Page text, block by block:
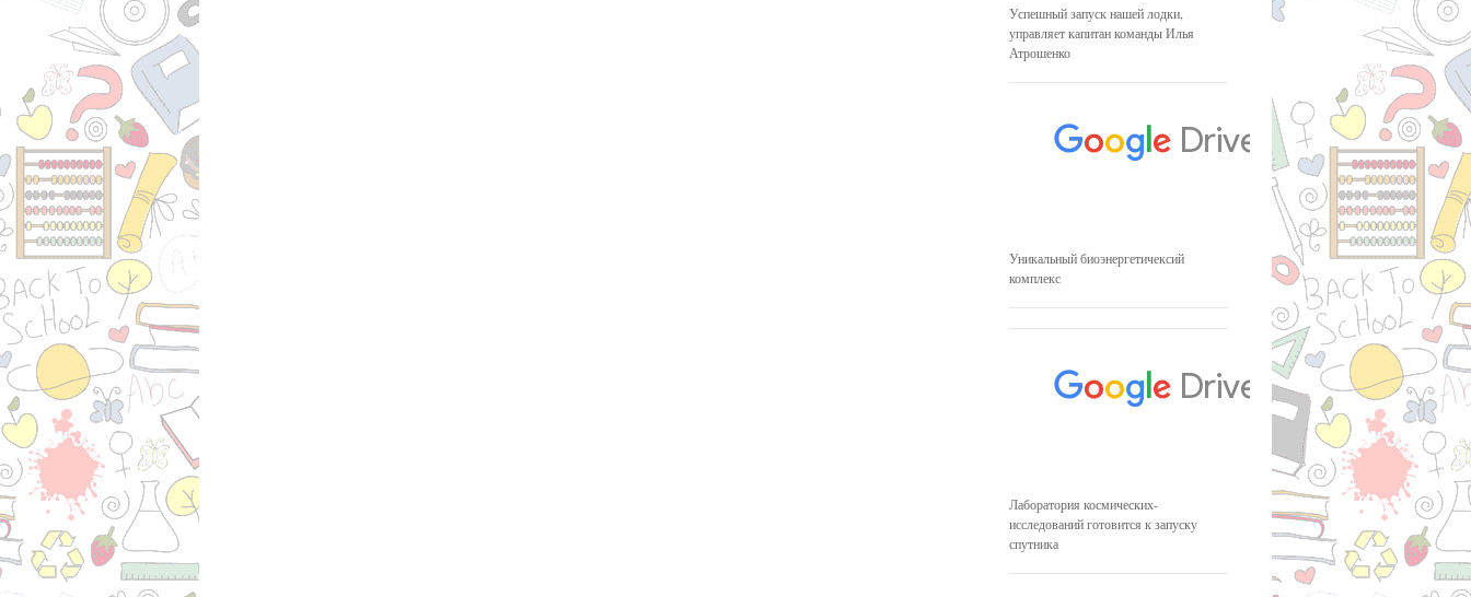
Успешный запуск нашей лодки,
управляет капитан команды Илья
Атрошенко
Уникальный биоэнергетичексий
комплекс
Лаборатория космических-
исследований готовится к запуску
спутника